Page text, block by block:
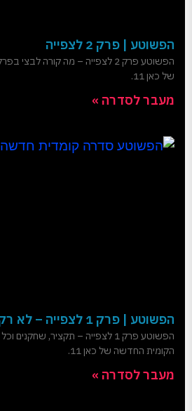
הפשוטע | פרק 2 לצפייה
הפשוטע פרק 2 לצפייה – מה קורה
של כאן 11.
מעבר לסדרה »
הפשוטע | פרק 1 לצפייה – לא רק שחורדינית
הפשוטע פרק 1 לצפייה – תקציר,
הקומית החדשה של כאן 11.
מעבר לסדרה »